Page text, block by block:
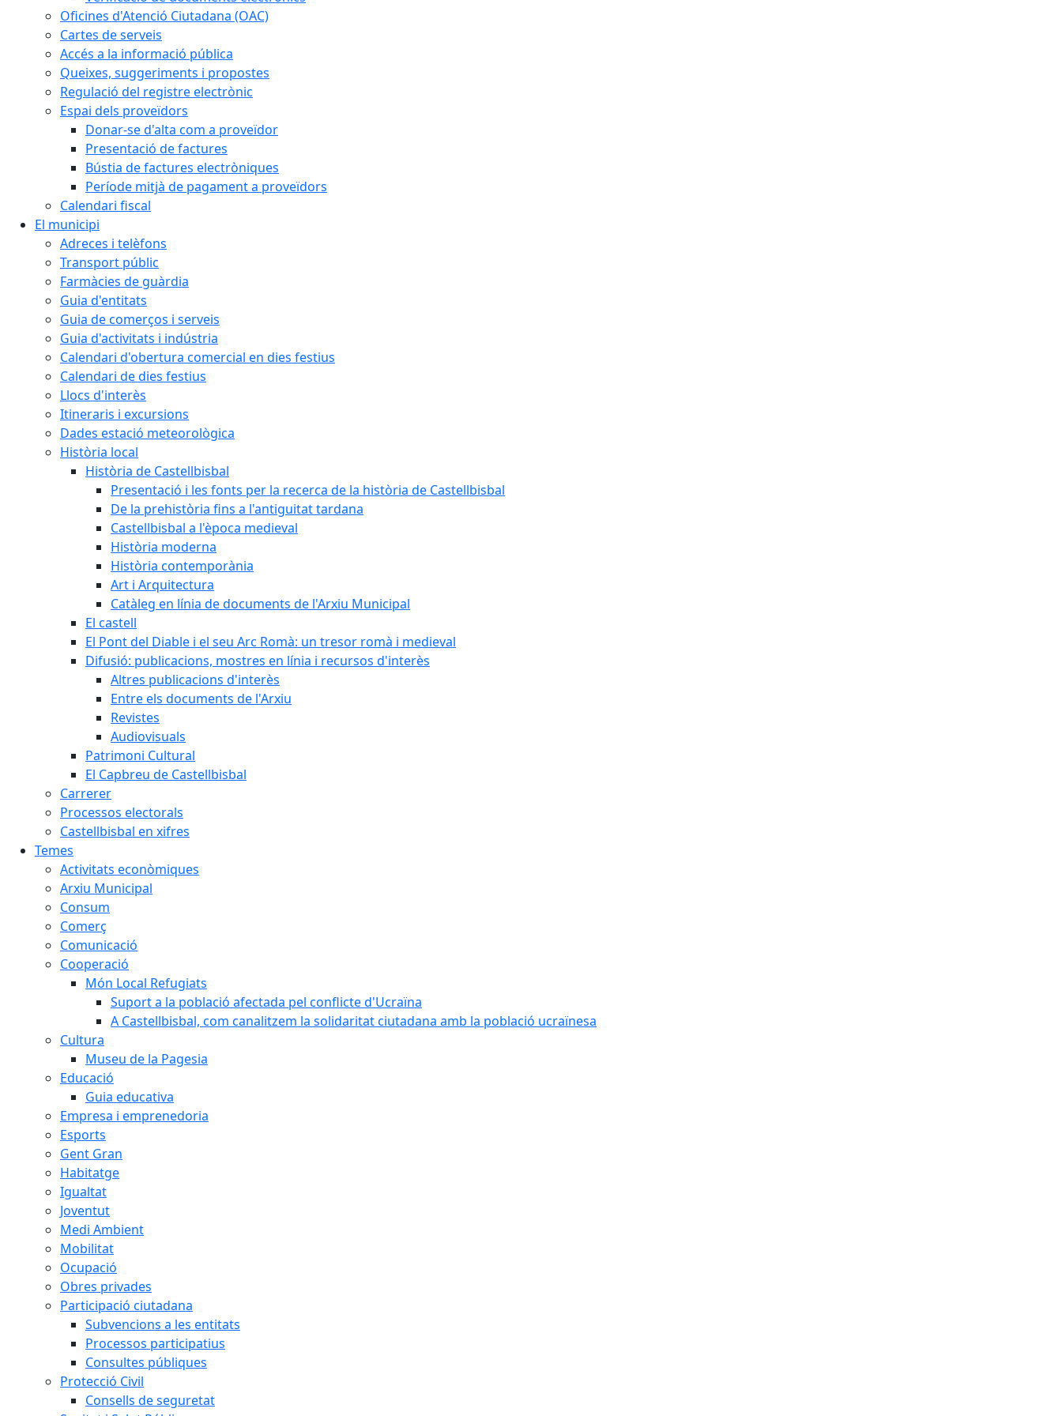
Oficines d'Atenció Ciutadana (OAC)
Cartes de serveis
Accés a la informació pública
Queixes, suggeriments i propostes
Regulació del registre electrònic
Espai dels proveïdors
Donar-se d'alta com a proveïdor
Presentació de factures
Bústia de factures electròniques
Període mitjà de pagament a proveïdors
Calendari fiscal
El municipi
Adreces i telèfons
Transport públic
Farmàcies de guàrdia
Guia d'entitats
Guia de comerços i serveis
Guia d'activitats i indústria
Calendari d'obertura comercial en dies festius
Calendari de dies festius
Llocs d'interès
Itineraris i excursions
Dades estació meteorològica
Història local
Història de Castellbisbal
Presentació i les fonts per la recerca de la història de Castellbisbal
De la prehistòria fins a l'antiguitat tardana
Castellbisbal a l'època medieval
Història moderna
Història contemporània
Art i Arquitectura
Catàleg en línia de documents de l'Arxiu Municipal
El castell
El Pont del Diable i el seu Arc Romà: un tresor romà i medieval
Difusió: publicacions, mostres en línia i recursos d'interès
Altres publicacions d'interès
Entre els documents de l'Arxiu
Revistes
Audiovisuals
Patrimoni Cultural
El Capbreu de Castellbisbal
Carrerer
Processos electorals
Castellbisbal en xifres
Temes
Activitats econòmiques
Arxiu Municipal
Consum
Comerç
Comunicació
Cooperació
Món Local Refugiats
Suport a la població afectada pel conflicte d'Ucraïna
A Castellbisbal, com canalitzem la solidaritat ciutadana amb la població ucraïnesa
Cultura
Museu de la Pagesia
Educació
Guia educativa
Empresa i emprenedoria
Esports
Gent Gran
Habitatge
Igualtat
Joventut
Medi Ambient
Mobilitat
Ocupació
Obres privades
Participació ciutadana
Subvencions a les entitats
Processos participatius
Consultes públiques
Protecció Civil
Consells de seguretat